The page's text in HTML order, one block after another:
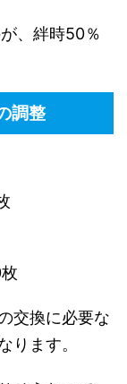
、絆時50％
調整
交換に必要な
ります。